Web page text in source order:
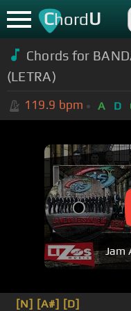
ChordU
Chords for
(LETRA)
119.9 bpm A D
Jam
[N] [A#] [D]